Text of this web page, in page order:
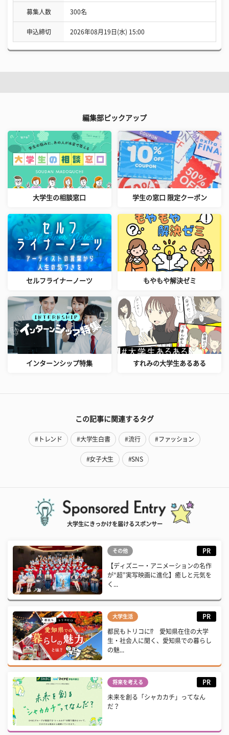
募集人数 300名
申込締切 2026年08月19日(水) 15:00
編集部ピックアップ
大学生の相談窓口 学生の窓口 限定クーポン
セルフライナーノーツ もやもや解決ゼミ
インターンシップ特集 すれみの大学生あるある
この記事に関連するタグ
#トレンド #大学生白書 #流行 #ファッション
#女子大生 #SNS
大学生にきっかけを届けるスポンサー
その他 PR
【ディズニー・アニメーションの名作
が“超”実写映画に進化】癒しと元気を
く...
大学生活 PR
都民もトリコに⁉ 愛知県在住の大学
生・社会人に聞く、愛知県での暮らし
の魅...
将来を考える PR
未来を創る「シャカカチ」ってなん
だ？